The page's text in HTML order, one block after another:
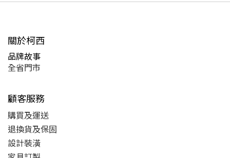
關於柯西
品牌故事
全省門市
顧客服務
購買及運送
退換貨及保固
設計裝潢